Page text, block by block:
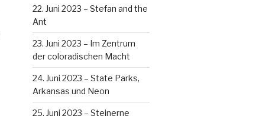
22. Juni 2023 – Stefan and the
Ant
23. Juni 2023 – Im Zentrum
der coloradischen Macht
24. Juni 2023 – State Parks,
Arkansas und Neon
25. Juni 2023 – Steinerne